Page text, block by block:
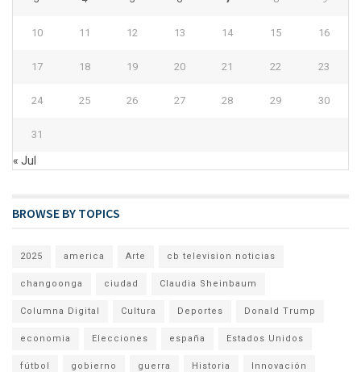
10 11 12 13 14 15 16
17 18 19 20 21 22 23
24 25 26 27 28 29 30
31
« Jul
BROWSE BY TOPICS
2025 america Arte cb television noticias
changoonga ciudad Claudia Sheinbaum
Columna Digital Cultura Deportes Donald Trump
economia Elecciones españa Estados Unidos
fútbol gobierno guerra Historia Innovación